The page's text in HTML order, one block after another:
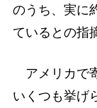
のうち、実に
ているとの指
アメリカで
いくつも挙げ